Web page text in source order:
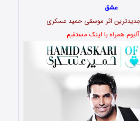
عشق
اثر موسقی حمید عسکری
آلبوم همراه با لینک مستقیم